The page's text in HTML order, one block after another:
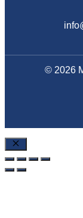
© 2026
SchlieÃŸen